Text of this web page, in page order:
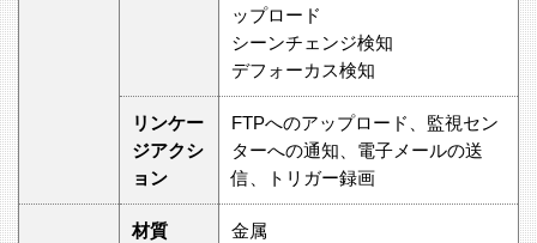
ップロード
シーンチェンジ検知
デフォーカス検知
リンケー
ジアクシ
ョン
FTPへのアップロード、監視セン
ターへの通知、電子メールの送
信、トリガー録画
材質 金属